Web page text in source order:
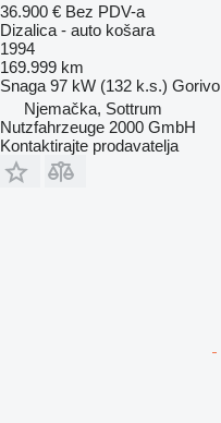
36.900 € Bez PDV-a
Dizalica - auto košara
1994
169.999 km
Snaga 97 kW (132 k.s.) Gorivo
Njemačka, Sottrum
Nutzfahrzeuge 2000 GmbH
Kontaktirajte prodavatelja